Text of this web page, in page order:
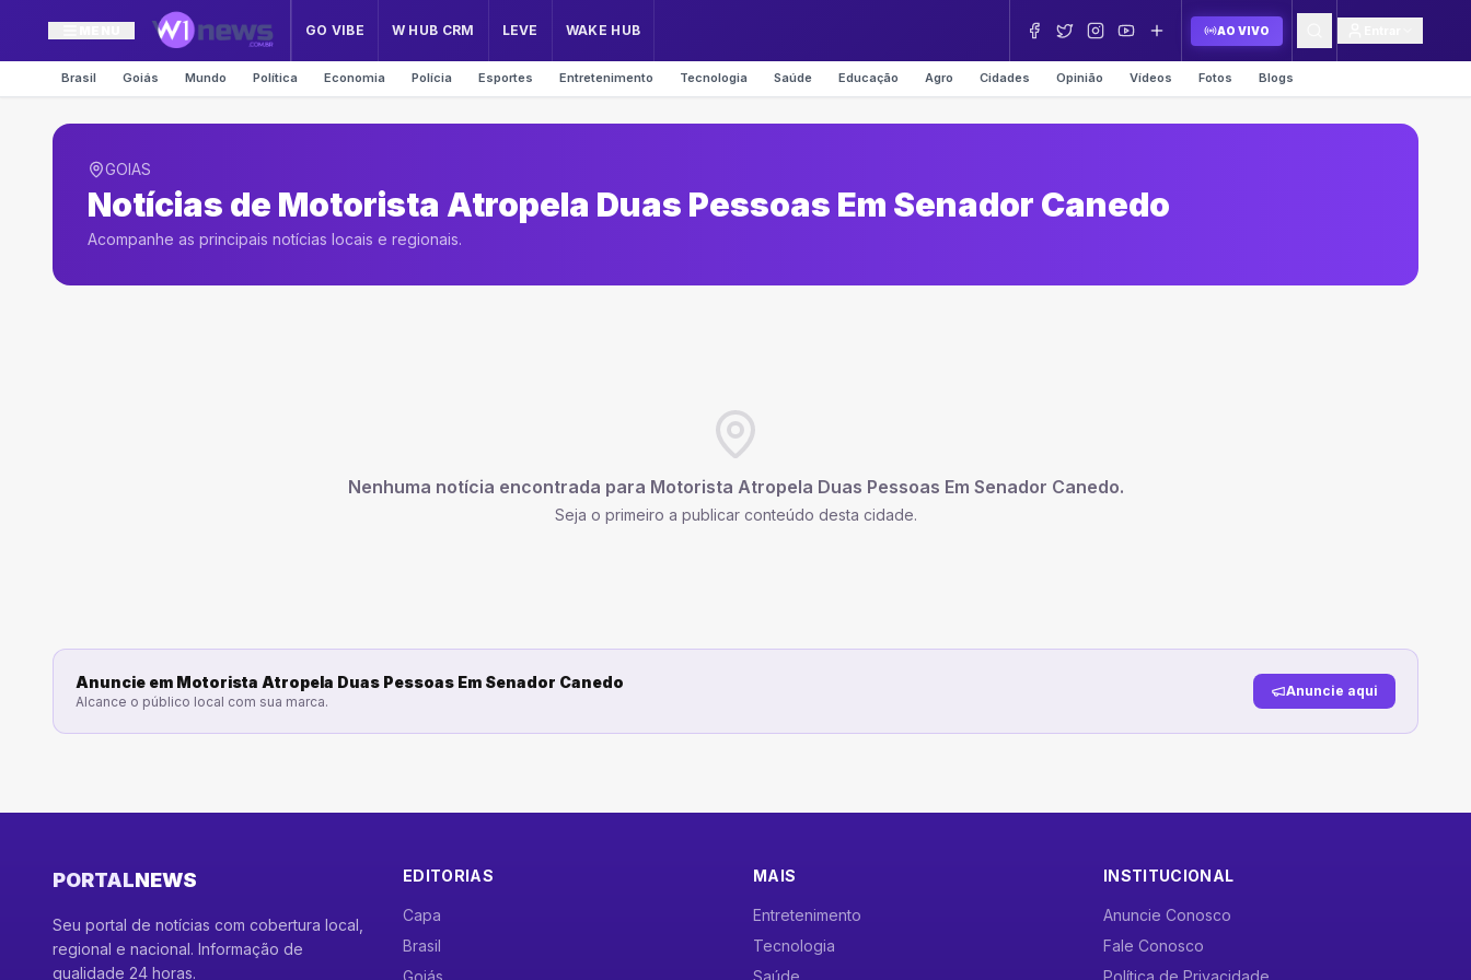
GO VIBE W HUB CRM LEVE WAKE HUB AO VIVO
Brasil Goiás Mundo Política Economia Polícia Esportes Entretenimento Tecnologia Saúde Educação Agro Cidades Opinião Vídeos Fotos Blogs
GOIAS
Notícias de Motorista Atropela Duas Pessoas Em Senador Canedo
Acompanhe as principais notícias locais e regionais.
Nenhuma notícia encontrada para Motorista Atropela Duas Pessoas Em Senador Canedo.
Seja o primeiro a publicar conteúdo desta cidade.
Anuncie em Motorista Atropela Duas Pessoas Em Senador Canedo
Alcance o público local com sua marca.
Anuncie aqui
PORTALNEWS
Seu portal de notícias com cobertura local,
regional e nacional. Informação de
qualidade 24 horas.
EDITORIAS
Capa
Brasil
Goiás
MAIS
Entretenimento
Tecnologia
Saúde
INSTITUCIONAL
Anuncie Conosco
Fale Conosco
Política de Privacidade